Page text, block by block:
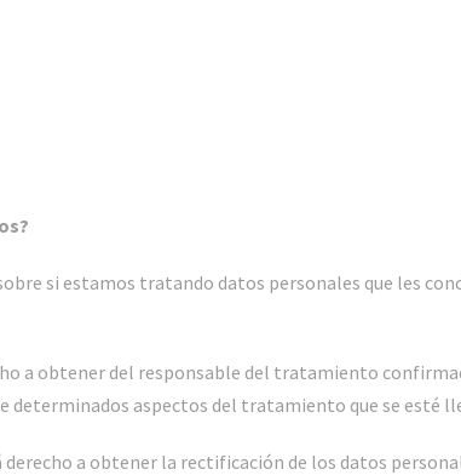
si estamos tratando datos personales que les
a obtener del responsable del tratamiento
determinados aspectos del tratamiento que se esté
a obtener la rectificación de los datos